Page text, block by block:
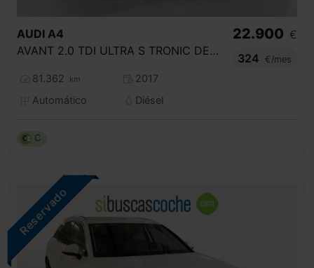
AUDI A4
AVANT 2.0 TDI ULTRA S TRONIC DESIGN EDIT
81.362 km
2017
Automático
Diésel
22.900 €
324
€/mes
C